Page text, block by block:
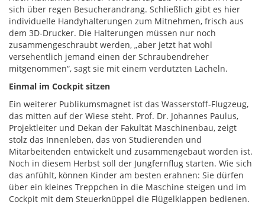
sich über regen Besucherandrang. Schließlich gibt es hier
individuelle Handyhalterungen zum Mitnehmen, frisch aus
dem 3D-Drucker. Die Halterungen müssen nur noch
zusammengeschraubt werden, „aber jetzt hat wohl
versehentlich jemand einen der Schraubendreher
mitgenommen“, sagt sie mit einem verdutzten Lächeln.
Einmal im Cockpit sitzen
Ein weiterer Publikumsmagnet ist das Wasserstoff-Flugzeug,
das mitten auf der Wiese steht. Prof. Dr. Johannes Paulus,
Projektleiter und Dekan der Fakultät Maschinenbau, zeigt
stolz das Innenleben, das von Studierenden und
Mitarbeitenden entwickelt und zusammengebaut worden ist.
Noch in diesem Herbst soll der Jungfernflug starten. Wie sich
das anfühlt, können Kinder am besten erahnen: Sie dürfen
über ein kleines Treppchen in die Maschine steigen und im
Cockpit mit dem Steuerknüppel die Flügelklappen bedienen.